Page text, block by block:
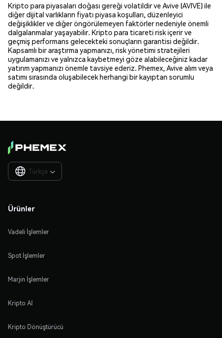
Kripto para piyasaları doğası gereği volatildir ve Avive (AVIVE) ile
diğer dijital varlıkların fiyatı piyasa koşulları, düzenleyici
değişiklikler ve diğer öngörülemeyen faktörler nedeniyle önemli
dalgalanmalar yaşayabilir. Kripto para ticareti risk içerir ve
geçmiş performans gelecekteki sonuçların garantisi değildir.
Kapsamlı bir araştırma yapmanızı, risk yönetimi stratejileri
uygulamanızı ve yalnızca kaybetmeyi göze alabileceğiniz kadar
yatırım yapmanızı önemle tavsiye ederiz. Phemex, Avive alım veya
satımı sırasında oluşabilecek herhangi bir kayıptan sorumlu
değildir.
Türkçe 
Ürünler
Vadeli İşlemler
Spot İşlemler
Marjin İşlemler
Kripto Al
Kripto Dönüştürücü